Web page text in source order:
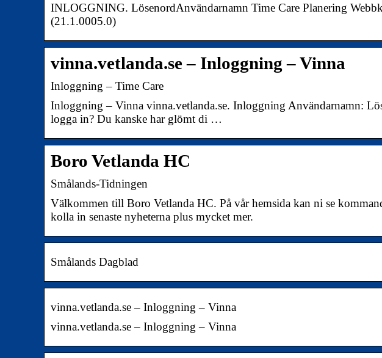
INLOGGNING. LösenordAnvändarnamn Time Care Planering
(21.1.0005.0)
vinna.vetlanda.se – Inloggning – Vinna
Inloggning – Time Care
Inloggning – Vinna vinna.vetlanda.se. Inloggning Användarnamn:
logga in? Du kanske har glömt di …
Boro Vetlanda HC
Smålands-Tidningen
Välkommen till Boro Vetlanda HC. På vår hemsida kan ni se
kolla in senaste nyheterna plus mycket mer.
Smålands Dagblad
vinna.vetlanda.se – Inloggning – Vinna
vinna.vetlanda.se – Inloggning – Vinna